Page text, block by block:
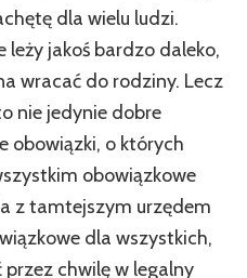
dla wielu ludzi.
leży jakoś bardzo daleko,
wracać do rodziny. Lecz
nie jedynie dobre
obowiązki, o których
obowiązkowe
z tamtejszym urzędem
dla wszystkich,
chwilę w legalny